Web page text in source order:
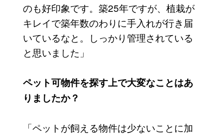
のも好印象です。築25年ですが、植栽が
キレイで築年数のわりに手入れが行き届
いているなと。しっかり管理されている
と思いました」
ペット可物件を探す上で大変なことはあ
りましたか？
「ペットが飼える物件は少ないことに加